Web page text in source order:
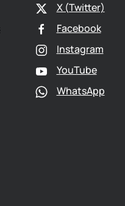
X (Twitter)
Facebook
Instagram
YouTube
WhatsApp